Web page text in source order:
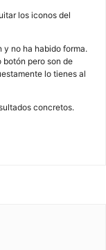
los iconos del
y no ha habido forma.
pero son de
lo tienes al
concretos.